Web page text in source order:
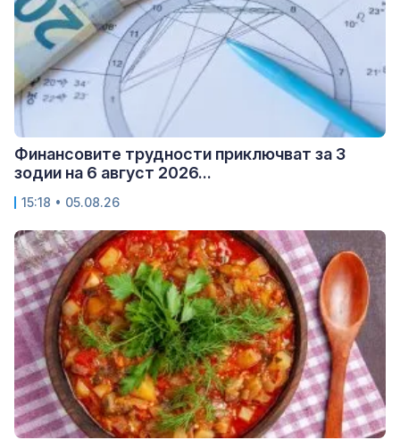
Финансовите трудности приключват за 3
зодии на 6 август 2026...
15:18 • 05.08.26